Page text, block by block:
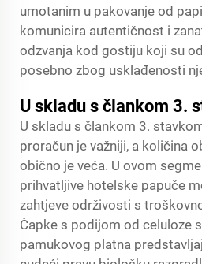
umotanim u pakovanje od
komunicira autentičnost i
odzvanja kod gostiju koji su
posebno zbog usklađenosti
U skladu s člankom 3.
U skladu s člankom 3.
proračun je važniji, a količina
obično je veća. U ovom
prihvatljive hotelske papuče
zahtjeve održivosti s
Čapke s podijom od celuloze
pamukovog platna